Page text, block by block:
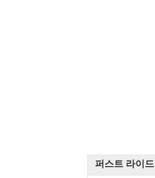
퍼스트 라이드